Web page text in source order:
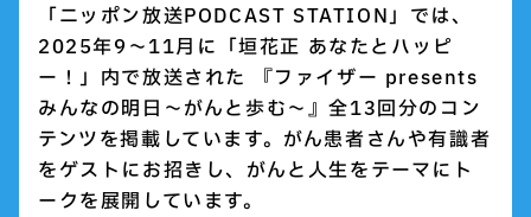
「ニッポン放送PODCAST STATION」では、
2025年9～11月に「垣花正 あなたとハッピ
ー！」内で放送された 『ファイザー presents
みんなの明日～がんと歩む～』全13回分のコン
テンツを掲載しています。がん患者さんや有識者
をゲストにお招きし、がんと人生をテーマにト
ークを展開しています。